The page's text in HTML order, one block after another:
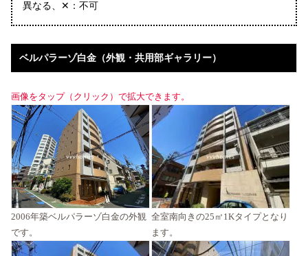
異なる、✕：不可
ベルパラーゾ白金（外観・共用部ギャラリー）
画像をタップ（クリック）で拡大できます。
2006年築ベルパラーゾ白金の外観
です。
全室南向きの25㎡1Kタイプとなり
ます。